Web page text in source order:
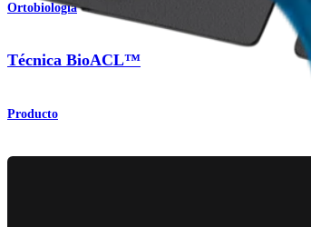
Ortobiología
Técnica BioACL™
Producto